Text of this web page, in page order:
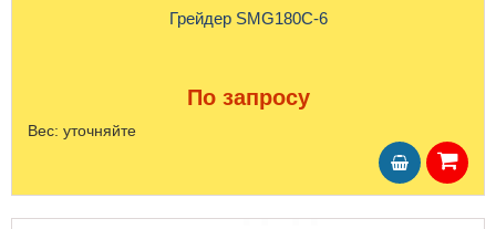
Грейдер SMG180C-6
По запросу
Вес: уточняйте